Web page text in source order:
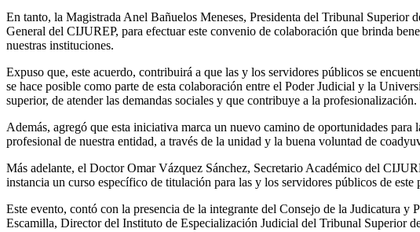
En tanto, la Magistrada Anel Bañuelos Meneses, Presidenta del Tribunal
General del CIJUREP, para efectuar este convenio de colaboración que brinda
nuestras instituciones.
Expuso que, este acuerdo, contribuirá a que las y los servidores públicos se
se hace posible como parte de esta colaboración entre el Poder Judicial y la
superior, de atender las demandas sociales y que contribuye a la profesionalización.
Además, agregó que esta iniciativa marca un nuevo camino de oportunidades
profesional de nuestra entidad, a través de la unidad y la buena voluntad de
Más adelante, el Doctor Omar Vázquez Sánchez, Secretario Académico del
instancia un curso específico de titulación para las y los servidores públicos de este
Este evento, contó con la presencia de la integrante del Consejo de la Judicatura
Escamilla, Director del Instituto de Especialización Judicial del Tribunal Superior